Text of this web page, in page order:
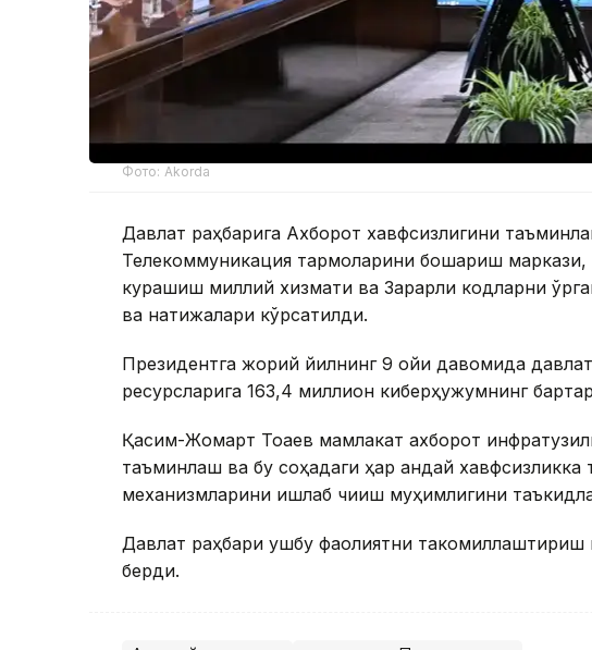
Фото: Akorda
Давлат раҳбарига Ахборот хавфсизлигини
Телекоммуникация тармоқларини бошқариш
курашиш миллий хизмати ва Зарарли кодларни
ва натижалари кўрсатилди.
Президентга жорий йилнинг 9 ойи давомида
ресурсларига 163,4 миллион киберҳужумнинг
Қасим-Жомарт Тоқаев мамлакат ахборот
таъминлаш ва бу соҳадаги ҳар қандай хавфсизликка
механизмларини ишлаб чиқиш муҳимлигини
Давлат раҳбари ушбу фаолиятни такомиллаштириш
берди.